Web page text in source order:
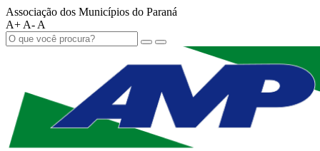
Associação dos Municípios do Paraná
A+ A- A